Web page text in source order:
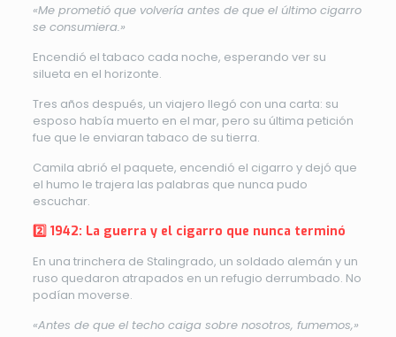
«Me prometió que volvería antes de que el último cigarro
se consumiera.»
Encendió el tabaco cada noche, esperando ver su
silueta en el horizonte.
Tres años después, un viajero llegó con una carta: su
esposo había muerto en el mar, pero su última petición
fue que le enviaran tabaco de su tierra.
Camila abrió el paquete, encendió el cigarro y dejó que
el humo le trajera las palabras que nunca pudo
escuchar.
2️⃣ 1942: La guerra y el cigarro que nunca terminó
En una trinchera de Stalingrado, un soldado alemán y un
ruso quedaron atrapados en un refugio derrumbado. No
podían moverse.
«Antes de que el techo caiga sobre nosotros, fumemos,»